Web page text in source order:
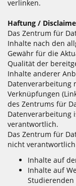
verlinken.
Haftung /
Das Zentrum für
Inhalte nach den
Gewähr für die
Qualität der
Inhalte anderer
Datenverarbeitung
Verknüpfungen
des Zentrums für
Datenverarbeitung
verantwortlich.
Das Zentrum für
nicht
Inhalte auf
Inhalte auf